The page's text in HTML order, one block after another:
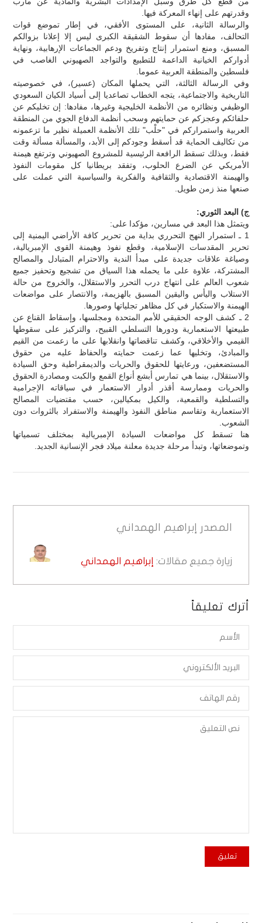
وقدرتهم على إنهاء المعركة فيها.
والرسالة الثانية، على المستوى الأفقي، في إطار تموضع قوات
التحالف، مفادها أن سقوط الشقيقة الكبرى ليس إلا إعلانا بزوالكم
المسبق، ومنع استمرار إنتاج وتفريخ ودعم الجماعات الإرهابية، ونهاية
أدواركم الخيانية الداعمة للتطبيع والتواجد الصهيوني الغاصب في
فلسطين والمنطقة العربية عموما.
وفي الرسالة الثالثة، التي يحملها المكان (عسير)، في خصوصيته
التاريخية والاجتماعية، يتجه الخطاب تصاعديا إلى أسياد الكيان السعودي
الوظيفي ونظائره من الأنظمة الخليجية وغيرها، مفادها: إن تخليكم عن
حلفائكم وعجزكم عن حمايتهم وسحب أنظمة الدفاع الجوي من المنطقة
العربية واستمراركم في "حلْب" تلك الأنظمة العميلة نظير ما تزعمونه
من تكاليف الحماية قد أسقط وجودكم إلى الأبد، والمسألة مسألة وقت
فقط، وبذلك تسقط الرافعة الرئيسية للمشروع الصهيوني وترتفع هيمنة
الأمريكي عن الضرع الحلوب، وتفقد بريطانيا كل مقومات النفوذ
والهيمنة الاقتصادية والثقافية والفكرية والسياسية التي عملت على
صنعها منذ زمن طويل.
ج) البعد الثوري:
ويتمثل هذا البعد في مسارين، مؤكدا على:
1 ـ استمرار النهج التحرري بداية من تحرير كافة الأراضي اليمنية إلى
تحرير المقدسات الإسلامية، وقطع نفوذ وهيمنة القوى الإمبريالية،
وصياغة علاقات جديدة على مبدأ الندية والاحترام المتبادل والمصالح
المشتركة، علاوة على ما يحمله هذا السياق من تشجيع وتحفيز جميع
شعوب العالم على انتهاج درب التحرر والاستقلال، والخروج من حالة
الاستلاب واليأس واليقين المسبق بالهزيمة، والانتصار على مواضعات
الهيمنة والاستكبار في كل مظاهر تجلياتها وصورها.
2 ـ كشف الوجه الحقيقي للأمم المتحدة ومجلسها، وإسقاط القناع عن
طبيعتها الاستعمارية ودورها التسلطي القبيح، والتركيز على سقوطها
القيمي والأخلاقي، وكشف تناقضاتها وانقلابها على ما زعمت من القيم
والمبادئ، وتخليها عما زعمت حمايته والحفاظ عليه من حقوق
المستضعفين، ورعايتها للحقوق والحريات والديمقراطية وحق السيادة
والاستقلال، بينما هي تمارس أبشع أنواع القمع والكبت ومصادرة الحقوق
والحريات وممارسة أقذر أدوار الاستعمار في سياقاته الإجرامية
والتسلطية والقمعية، والكيل بمكيالين، حسب مقتضيات المصالح
الاستعمارية وتقاسم مناطق النفوذ والهيمنة والاستفراد بالثروات دون
الشعوب.
هنا تسقط كل مواضعات السيادة الإمبريالية بمختلف تسمياتها
وتموضعاتها، وتبدأ مرحلة جديدة معلنة ميلاد فجر الإنسانية الجديد.
المصدر إبراهيم الهمداني
زيارة جميع مقالات: إبراهيم الهمداني
أترك تعليقاً